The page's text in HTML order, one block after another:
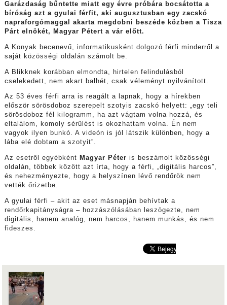
Garázdaság bűntette miatt egy évre próbára bocsátotta a
bíróság azt a gyulai férfit, aki augusztusban egy zacskó
napraforgómaggal akarta megdobni beszéde közben a Tisza
Párt elnökét, Magyar Pétert a vár előtt.
A Konyak becenevű, informatikusként dolgozó férfi minderről a
saját közösségi oldalán számolt be.
A Blikknek korábban elmondta, hirtelen felindulásból
cselekedett, nem akart balhét, csak véleményt nyilvánított.
Az 53 éves férfi arra is reagált a lapnak, hogy a hírekben
először sörösdoboz szerepelt szotyis zacskó helyett: „egy teli
sörösdoboz fél kilogramm, ha azt vágtam volna hozzá, és
eltalálom, komoly sérülést is okozhattam volna. Én nem
vagyok ilyen bunkó. A videón is jól látszik különben, hogy a
lába elé dobtam a szotyit”.
Az esetről egyébként Magyar Péter is beszámolt közösségi
oldalán, többek között azt írta, hogy a férfi, „digitális harcos”,
és nehezményezte, hogy a helyszínen lévő rendőrök nem
vették őrizetbe.
A gyulai férfi – akit az eset másnapján behívtak a
rendőrkapitányságra – hozzászólásában leszögezte, nem
digitális, hanem analóg, nem harcos, hanem munkás, és nem
fideszes.